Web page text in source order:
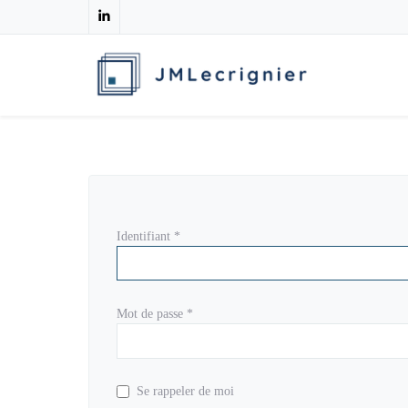
Identifiant *
Mot de passe *
Se rappeler de moi